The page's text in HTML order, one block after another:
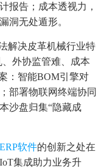
报告；成本透视力，
洞无处遁形。
解决皮革机械行业特
外协监管难、成本
：智能BOM引擎对
部署物联网终端协同
沙盘归集“隐藏成
软件的创新之处在
集成助力业务升